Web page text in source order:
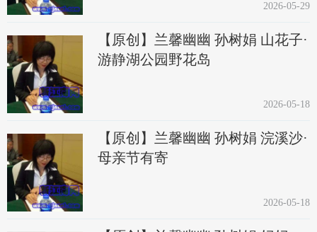
2026-05-29
【原创】兰馨幽幽 孙树娟 山花子·
游静湖公园野花岛
2026-05-18
【原创】兰馨幽幽 孙树娟 浣溪沙·
母亲节有寄
2026-05-18